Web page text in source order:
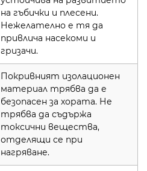
на гъбички и плесени.
Нежелателно е тя да
привлича насекоми и
гризачи.
Покривният изолационен
материал трябва да е
безопасен за хората. Не
трябва да съдържа
токсични вещества,
отделящи се при
нагряване.